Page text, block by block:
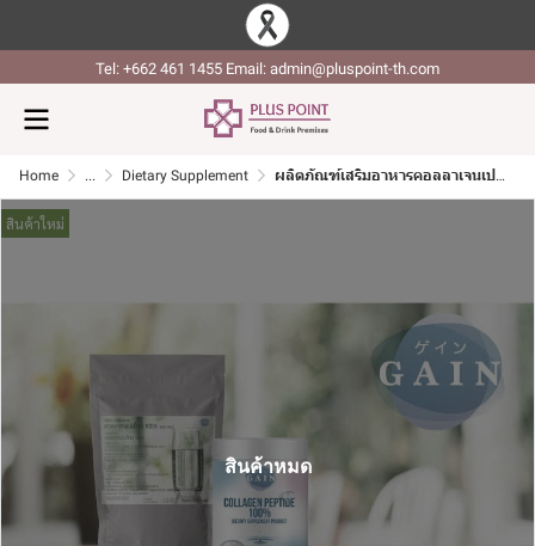
Tel: +662 461 1455 Email: admin@pluspoint-th.com
Home ... Dietary Supplement ผลิตภัณฑ์เสริมอาหารคอลลาเจนเปปไทด์ 100% (ตรา เกน)
สินค้าใหม่
สินค้าหมด